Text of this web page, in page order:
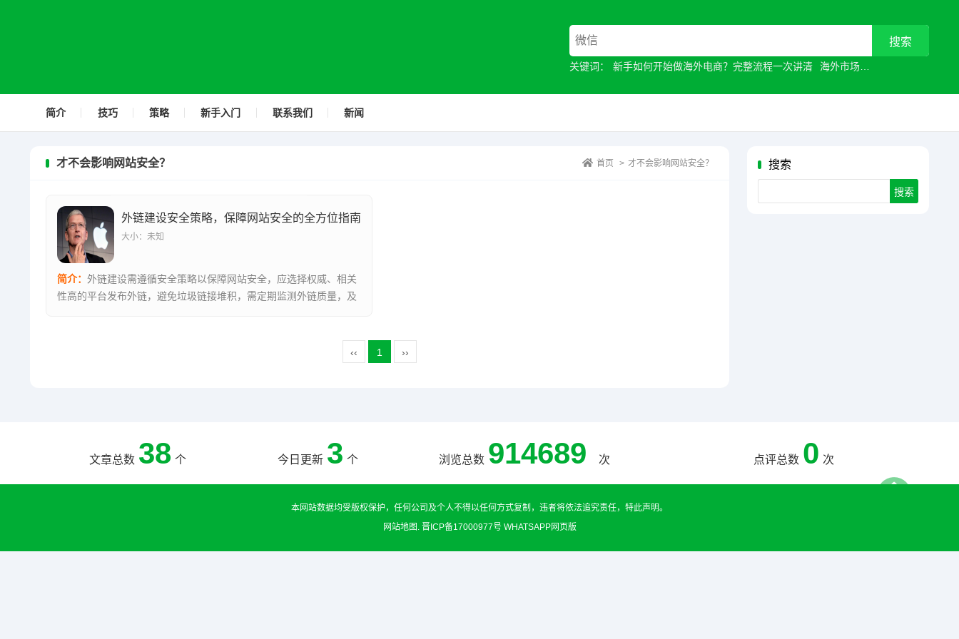
关键词： 新手如何开始做海外电商？完整流程一次讲清 海外市场
简介 技巧 策略 新手入门 联系我们 新闻
搜索
才不会影响网站安全？ 首页 > 才不会影响网站安全？
外链建设安全策略，保障网站安全的全方位指南
大小：未知
简介： 外链建设需遵循安全策略以保障网站安全，应选择权威、相关
性高的平台发布外链，避免垃圾链接堆积，需定期监测外链质量，及
‹‹ 1 ››
文章总数 38 个 今日更新 3 个 浏览总数 914689 次 点评总数 0 次
本网站数据均受版权保护，任何公司及个人不得以任何方式复制，违者将依法追究责任，特此声明。
网站地图 晋ICP备17000977号 WHATSAPP网页版